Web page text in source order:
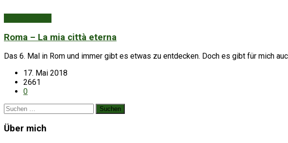
Roma – La mia città eterna
Das 6. Mal in Rom und immer gibt es etwas zu entdecken. Doch es gibt für mich
17. Mai 2018
2661
0
Suchen
Über mich